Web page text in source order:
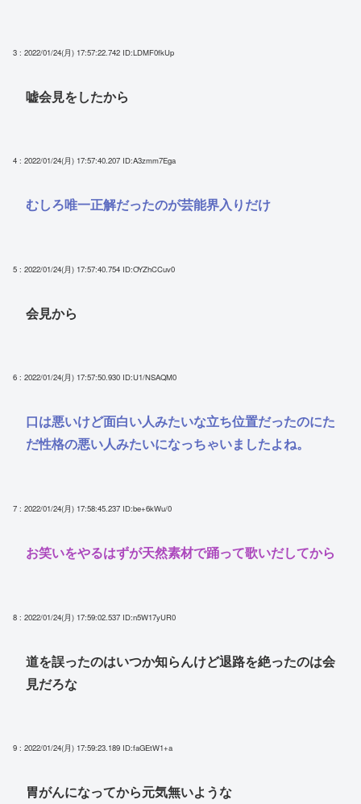
3 : 2022/01/24(月) 17:57:22.742 ID:LDMF0fkUp
嘘会見をしたから
4 : 2022/01/24(月) 17:57:40.207 ID:A3zmm7Ega
むしろ唯一正解だったのが芸能界入りだけ
5 : 2022/01/24(月) 17:57:40.754 ID:OYZhCCuv0
会見から
6 : 2022/01/24(月) 17:57:50.930 ID:U1/NSAQM0
口は悪いけど面白い人みたいな立ち位置だったのにた
だ性格の悪い人みたいになっちゃいましたよね。
7 : 2022/01/24(月) 17:58:45.237 ID:be+6kWu/0
お笑いをやるはずが天然素材で踊って歌いだしてから
8 : 2022/01/24(月) 17:59:02.537 ID:n5W17yUR0
道を誤ったのはいつか知らんけど退路を絶ったのは会
見だろな
9 : 2022/01/24(月) 17:59:23.189 ID:faGEtW1+a
胃がんになってから元気無いような